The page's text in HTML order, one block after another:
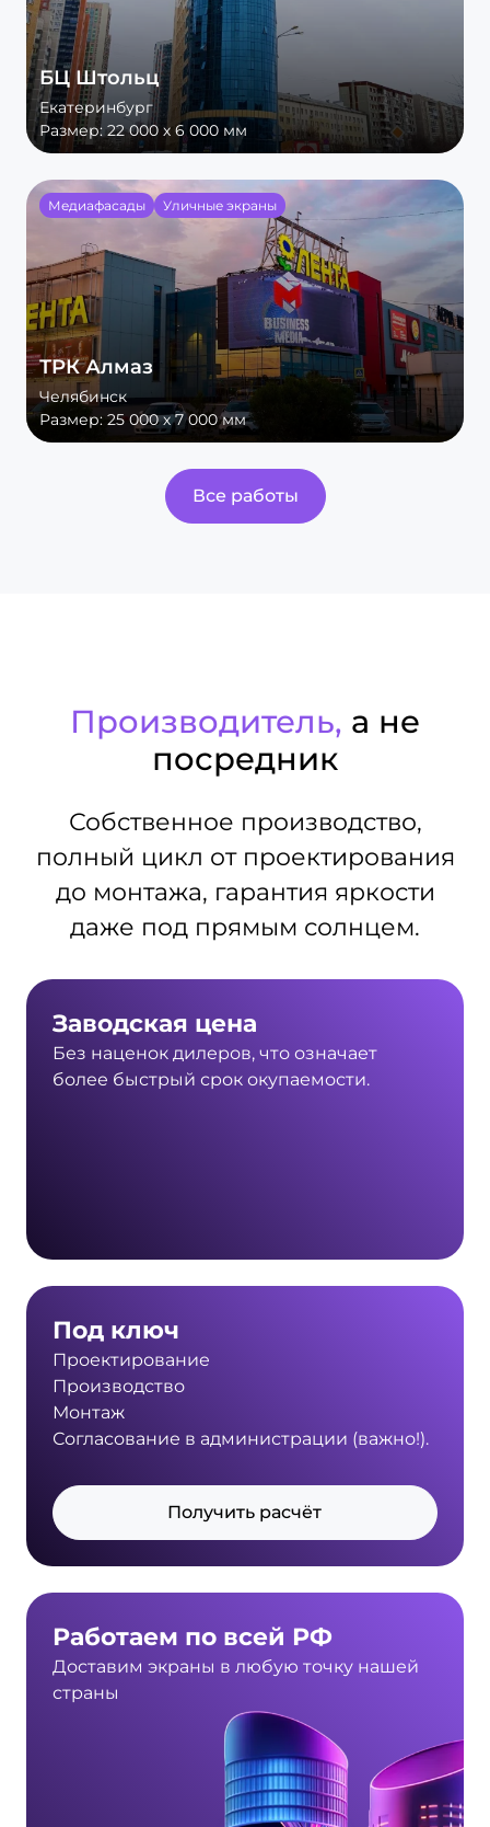
БЦ Штольц
Екатеринбург
Размер:22 000 х 6 000 мм
Медиафасады Уличные экраны
ТРК Алмаз
Челябинск
Размер: 25 000 х 7 000 мм
Все работы
Производитель, а не
посредник
Собственное производство,
полный цикл от проектирования
до монтажа, гарантия яркости
даже под прямым солнцем.
Заводская цена
Без наценок дилеров, что означает
более быстрый срок окупаемости.
Под ключ
Проектирование
Производство
Монтаж
Согласование в администрации (важно!).
Получить расчёт
Работаем по всей РФ
Доставим экраны в любую точку нашей
страны